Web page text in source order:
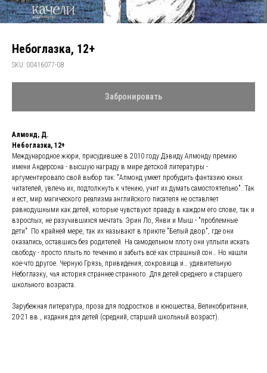
Небоглазка, 12+
SKU: 00416077-08
Забронировать
Алмонд, Д.
Небоглазка, 12+
Международное жюри, присудившее в 2010 году Дэвиду Алмонду премию
имени Андерсона - высшую награду в мире детской литературы -
аргументировало свой выбор так: "Алмонд умеет пробудить фантазию юных
читателей, увлечь их, подтолкнуть к чтению, учит их думать самостоятельно". Так
и ест, мир магического реализма английского писателя не оставляет
равнодушными как детей, которые чувствуют правду в каждом его слове, так и
взрослых, не разучившихся мечтать. Эрин Ло, Янви и Мыш - "проблемные
дети". По крайней мере, так их называют в приюте "Белый двор", где они
оказались, оставшись без родителей. На самодельном плоту они уплыли искать
свободу - просто плыть по течению и забыть всё как страшный сон… Но нашли
кое-что другое. Черную Грязь, привидения, сокровища и… удивительную
Небоглазку, чья история страннее странного. Для детей среднего и старшего
школьного возраста.
Зарубежная литература, проза для подростков и юношества, Великобритания,
20-21 вв., издания для детей (средний, старший школьный возраст).